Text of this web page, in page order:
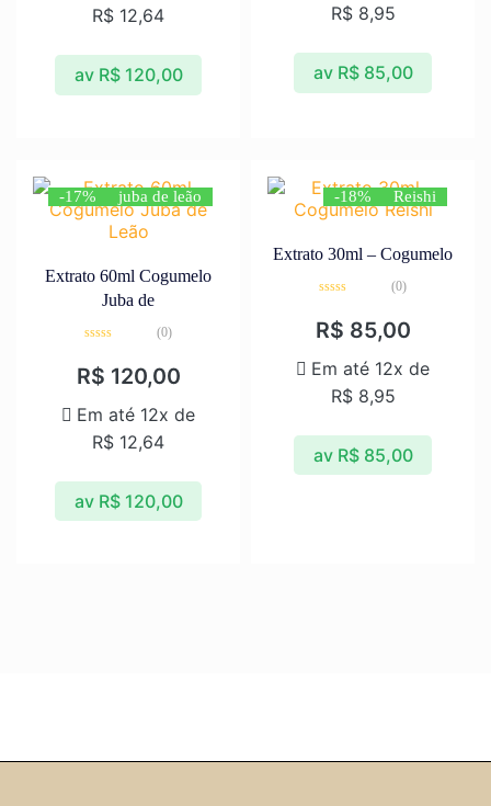
R$ 12,64
av R$120,00
R$8,95
av R$85,00
-17% juba de leão
Extrato 60ml Cogumelo
Juba de
0
de
(0)
R$ 120,00
Em até 12x de
R$ 12,64
av R$120,00
-18% Reishi
Extrato 30ml – Cogumelo
0
de
(0)
R$ 85,00
Em até 12x de
R$8,95
av R$85,00